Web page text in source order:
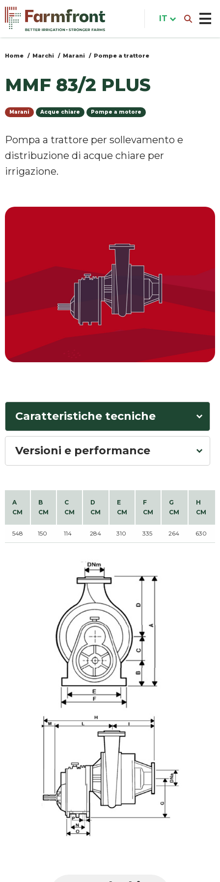
Salta
contenuto
principale
Tu
qui
Home Marchi Marani Pompe a trattore
MMF 83/2 PLUS
Marani Acque chiare Pompe a motore
Pompa a trattore per sollevamento e
distribuzione di acque chiare per
irrigazione.
Caratteristiche tecniche
Versioni e performance
A
CM
B
CM
C
CM
D
CM
E
CM
F
CM
G
CM
H
CM
548 150 114 284 310 335 264 630
IT